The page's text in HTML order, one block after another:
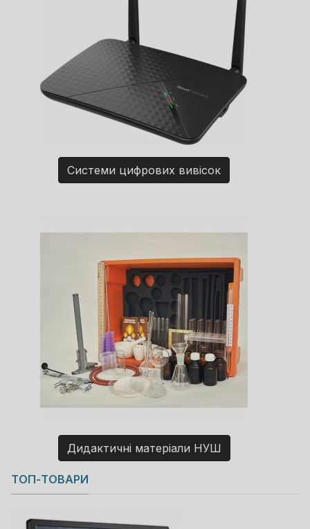
Системи цифрових вивісок
Дидактичні матеріали НУШ
Copyright MAXXmarketing GmbH
JoomShopping Download & Support
ТОП-ТОВАРИ